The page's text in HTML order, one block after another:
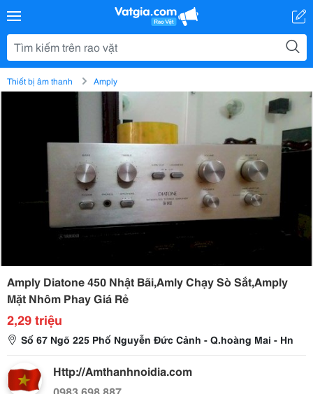
Thiết bị âm thanh Amply
Amply Diatone 450 Nhật Bãi,Amly Chạy Sò Sắt,Amply
Mặt Nhôm Phay Giá Rẻ
2,29 triệu
Số 67 Ngõ 225 Phố Nguyễn Đức Cảnh - Q.hoàng Mai - Hn
Http://Amthanhnoidia.com